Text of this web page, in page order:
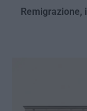
Remigrazione,